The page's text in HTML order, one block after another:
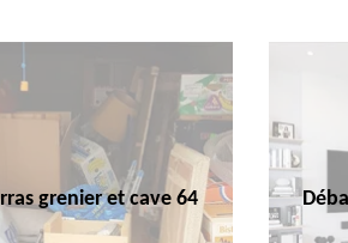
grenier et cave 64